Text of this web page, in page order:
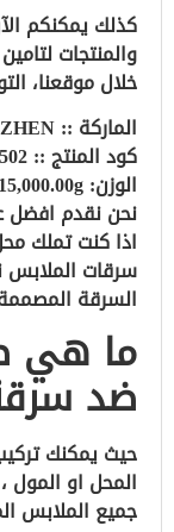
كذلك يمكنكم
خلال موقعنا،
الماركة ::
كود المنتج ::
الوزن:
نحن نقدم افضل
اذا كنت تملك
سرقات الملابس
السرقة
ما هي
ضد
حيث يمكنك
المحل او
جميع الملابس